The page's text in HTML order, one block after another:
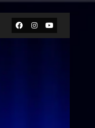
Facebook
Instagram
Youtube